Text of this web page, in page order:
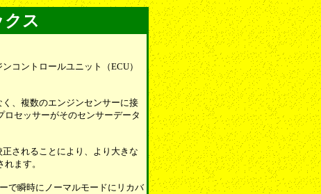
ス
コントロールユニット（ECU）
、複数のエンジンセンサーに接
セッサーがそのセンサーデータ
されることにより、より大きな
ます。
で瞬時にノーマルモードにリカバ